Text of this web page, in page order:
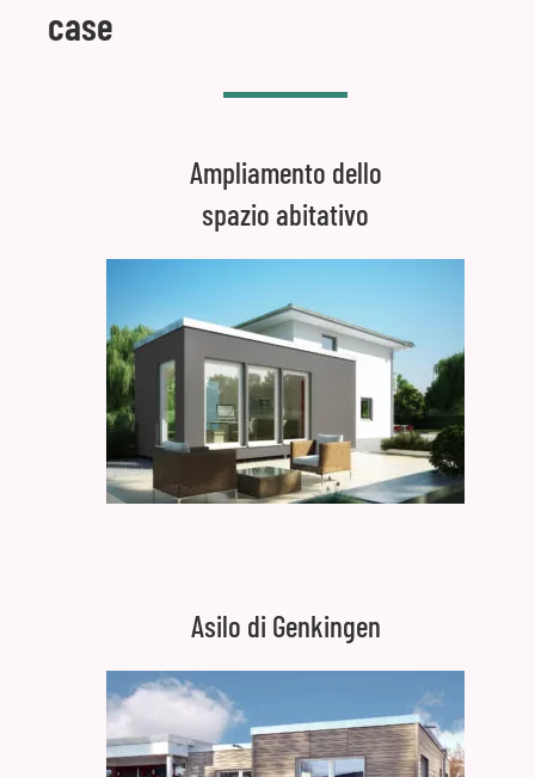
case
Ampliamento dello
spazio abitativo
Asilo di Genkingen